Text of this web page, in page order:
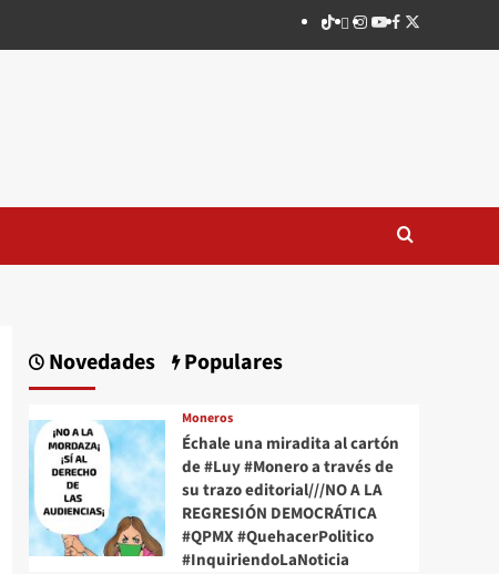
TikTok
threads
Instagram
Youtube
Facebook
X
Novedades Populares
Moneros
Échale una miradita al cartón
de #Luy #Monero a través de
su trazo editorial///NO A LA
REGRESIÓN DEMOCRÁTICA
#QPMX #QuehacerPolitico
#InquiriendoLaNoticia